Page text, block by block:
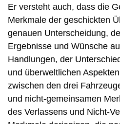
Er versteht auch, dass die
Merkmale der geschickten
genauen Unterscheidung,
Ergebnisse und Wünsche
Handlungen, der
und überweltlichen
zwischen den drei
und nicht-gemeinsamen
des Verlassens und Nicht-